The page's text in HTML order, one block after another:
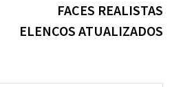
FACES REALISTAS
ELENCOS ATUALIZADOS